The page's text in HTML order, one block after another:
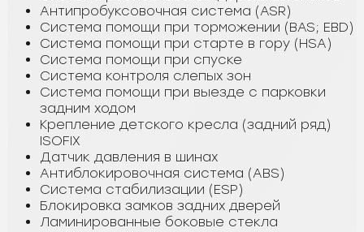
Антипробуксовочная система (ASR)
Система помощи при торможении (BAS; EBD)
Система помощи при старте в гору (HSA)
Система помощи при спуске
Система контроля слепых зон
Система помощи при выезде с парковки
задним ходом
Крепление детского кресла (задний ряд)
ISOFIX
Датчик давления в шинах
Антиблокировочная система (ABS)
Система стабилизации (ESP)
Блокировка замков задних дверей
Ламинированные боковые стекла